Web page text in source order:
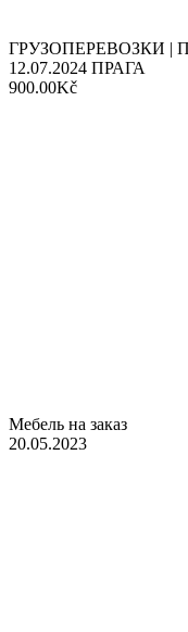
ГРУЗОПЕРЕВОЗКИ |
12.07.2024 ПРАГА
900.00Kč
Мебель на заказ
20.05.2023